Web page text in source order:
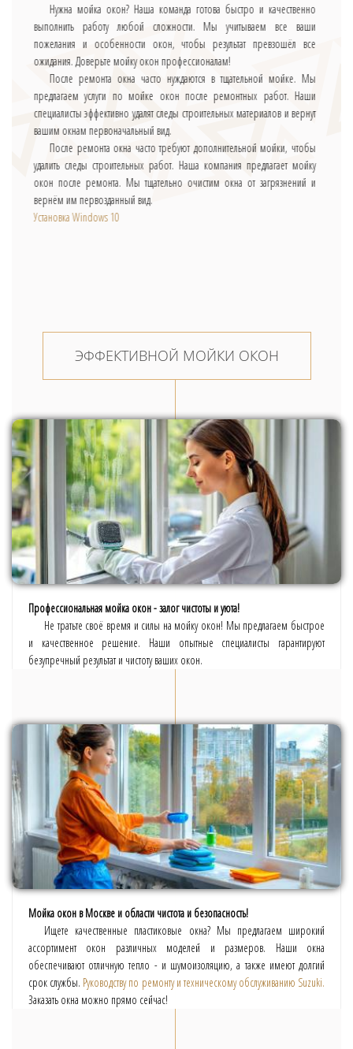
Нужна мойка окон? Наша команда готова быстро и качественно
выполнить работу любой сложности. Мы учитываем все ваши
пожелания и особенности окон, чтобы результат превзошёл все
ожидания. Доверьте мойку окон профессионалам!
После ремонта окна часто нуждаются в тщательной мойке. Мы
предлагаем услуги по мойке окон после ремонтных работ. Наши
специалисты эффективно удалят следы строительных материалов и вернут
вашим окнам первоначальный вид.
После ремонта окна часто требуют дополнительной мойки, чтобы
удалить следы строительных работ. Наша компания предлагает мойку
окон после ремонта. Мы тщательно очистим окна от загрязнений и
вернём им первозданный вид.
Установка Windows 10
ЭФФЕКТИВНОЙ МОЙКИ ОКОН
Профессиональная мойка окон - залог чистоты и уюта!
Не тратьте своё время и силы на мойку окон! Мы предлагаем быстрое
и качественное решение. Наши опытные специалисты гарантируют
безупречный результат и чистоту ваших окон.
Мойка окон в Москве и области чистота и безопасность!
Ищете качественные пластиковые окна? Мы предлагаем широкий
ассортимент окон различных моделей и размеров. Наши окна
обеспечивают отличную тепло - и шумоизоляцию, а также имеют долгий
срок службы. Руководству по ремонту и техническому обслуживанию Suzuki.
Заказать окна можно прямо сейчас!